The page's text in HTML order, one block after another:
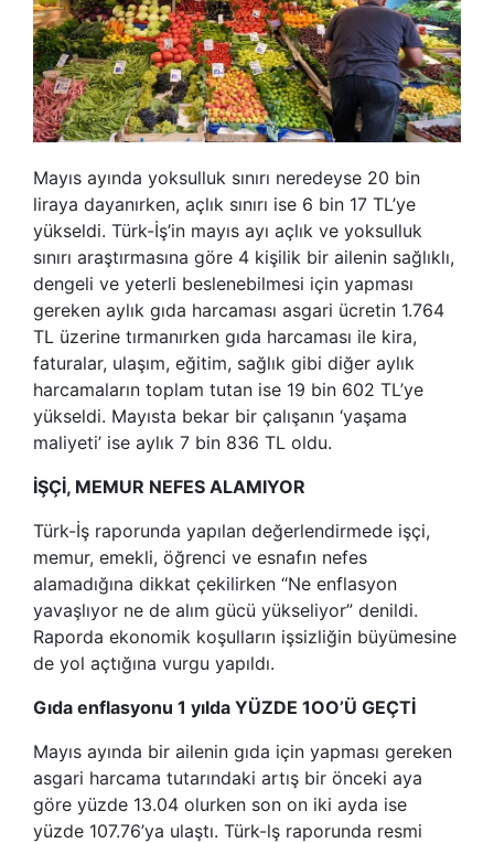
Mayıs ayında yoksulluk sınırı neredeyse 20 bin
liraya dayanırken, açlık sınırı ise 6 bin 17 TL’ye
yükseldi. Türk-İş’in mayıs ayı açlık ve yoksulluk
sınırı araştırmasına göre 4 kişilik bir ailenin sağlıklı,
dengeli ve yeterli beslenebilmesi için yapması
gereken aylık gıda harcaması asgari ücretin 1.764
TL üzerine tırmanırken gıda harcaması ile kira,
faturalar, ulaşım, eğitim, sağlık gibi diğer aylık
harcamaların toplam tutan ise 19 bin 602 TL’ye
yükseldi. Mayısta bekar bir çalışanın ‘yaşama
maliyeti’ ise aylık 7 bin 836 TL oldu.
İŞÇİ, MEMUR NEFES ALAMIYOR
Türk-İş raporunda yapılan değerlendirmede işçi,
memur, emekli, öğrenci ve esnafın nefes
alamadığına dikkat çekilirken “Ne enflasyon
yavaşlıyor ne de alım gücü yükseliyor” denildi.
Raporda ekonomik koşulların işsizliğin büyümesine
de yol açtığına vurgu yapıldı.
Gıda enflasyonu 1 yılda YÜZDE 1OO’Ü GEÇTİ
Mayıs ayında bir ailenin gıda için yapması gereken
asgari harcama tutarındaki artış bir önceki aya
göre yüzde 13.04 olurken son on iki ayda ise
yüzde 107.76’ya ulaştı. Türk-lş raporunda resmi